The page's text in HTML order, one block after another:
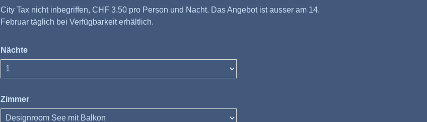
City Tax nicht inbegriffen, CHF 3.50 pro Person und Nacht. Das Angebot ist ausser am 14.
Februar täglich bei Verfügbarkeit erhältlich.
Nächte
Zimmer